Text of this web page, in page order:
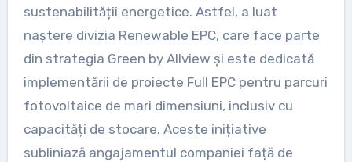
sustenabilității energetice. Astfel, a luat
naștere divizia Renewable EPC, care face parte
din strategia Green by Allview și este dedicată
implementării de proiecte Full EPC pentru parcuri
fotovoltaice de mari dimensiuni, inclusiv cu
capacități de stocare. Aceste inițiative
subliniază angajamentul companiei față de